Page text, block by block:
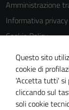
Amministrazione
Informativa privacy
Cookie Policy
Note legali
Dichiarazione di
Piano di
Statistiche sito
Questo sito
cookie di
'Accetta tutti' si
cliccando sul
soli cookie